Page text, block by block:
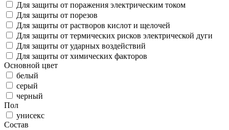
Для защиты от поражения электрическим током
Для защиты от порезов
Для защиты от растворов кислот и щелочей
Для защиты от термических рисков электрической дуги
Для защиты от ударных воздействий
Для защиты от химических факторов
Основной цвет
белый
серый
черный
Пол
унисекс
Состав